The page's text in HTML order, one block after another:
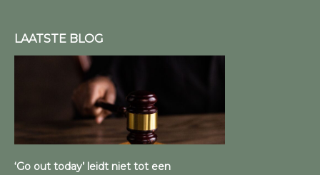
LAATSTE BLOG
‘Go out today’ leidt niet tot een